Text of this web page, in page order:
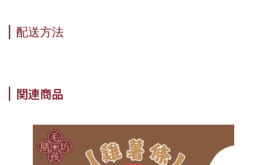
配送方法
関連商品